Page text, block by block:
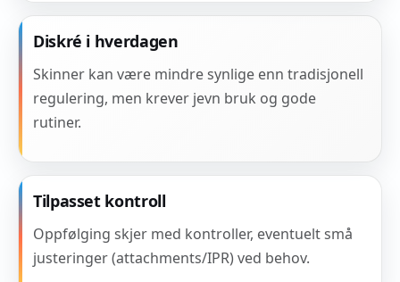
Diskré i hverdagen
Skinner kan være mindre synlige enn tradisjonell
regulering, men krever jevn bruk og gode
rutiner.
Tilpasset kontroll
Oppfølging skjer med kontroller, eventuelt små
justeringer (attachments/IPR) ved behov.